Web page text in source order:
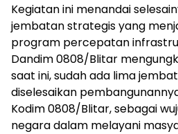
Kegiatan ini menandai
jembatan strategis yang
program percepatan
Dandim 0808/Blitar
saat ini, sudah ada lima
diselesaikan
Kodim 0808/Blitar, sebagai
negara dalam melayani